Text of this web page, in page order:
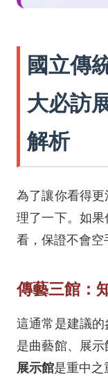
國立傳
大必訪
解析
為了讓你看得
理了一下。如
看，保證不會空
傳藝三館：
這通常是建議
是曲藝館、展
展示館是重中之